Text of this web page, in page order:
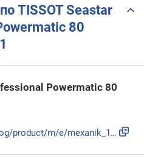
TISSOT Seastar
80
Powermatic 80
https://tissot.ua/media/catalog/product/m/e/mexanik_194.pdf